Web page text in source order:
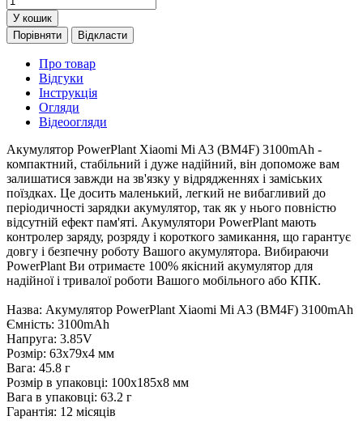
У кошик
Порівняти
Відкласти
Про товар
Відгуки
Інструкція
Огляди
Відеоогляди
Акумулятор PowerPlant Xiaomi Mi A3 (BM4F) 3100mAh -
компактний, стабільний і дуже надійний, він допоможе вам
залишатися завжди на зв'язку у відрядженнях і заміських
поїздках. Це досить маленький, легкий не вибагливий до
періодичності зарядки акумулятор, так як у нього повністю
відсутній ефект пам'яті. Акумулятори PowerPlant мають
контролер заряду, розряду і короткого замикання, що гарантує
довгу і безпечну роботу Вашого акумулятора. Вибираючи
PowerPlant Ви отримаєте 100% якісний акумулятор для
надійної і тривалої роботи Вашого мобільного або КПК.
Назва: Акумулятор PowerPlant Xiaomi Mi A3 (BM4F) 3100mAh
Ємність: 3100mAh
Напруга: 3.85V
Розмір: 63x79x4 мм
Вага: 45.8 г
Розмір в упаковці: 100x185x8 мм
Вага в упаковці: 63.2 г
Гарантія: 12 місяців